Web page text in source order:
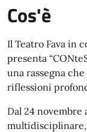
Cos'è
Il Teatro Fava in
presenta
una rassegna
riflessioni
Dal 24
multidisciplinare,